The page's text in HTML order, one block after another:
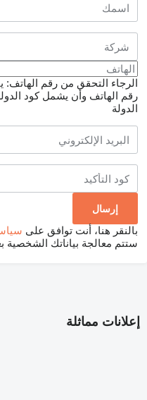
الرجاء التحقق من رقم الهاتف:
رقم الهاتف وأن يشمل كود
الدولة
بالنقر هنا، أنت توافق على
ستتم معالجة بياناتك
إعلانات مماثلة